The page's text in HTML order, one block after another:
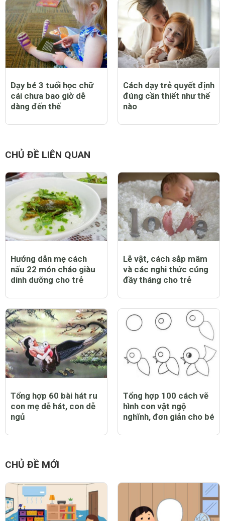
Dạy bé 3 tuổi học chữ
cái chưa bao giờ dễ
dàng đến thế
Cách dạy trẻ quyết định
đúng cần thiết như thế
nào
CHỦ ĐỀ LIÊN QUAN
Hướng dẫn mẹ cách
nấu 22 món cháo giàu
dinh dưỡng cho trẻ
Lễ vật, cách sắp mâm
và các nghi thức cúng
đầy tháng cho trẻ
Tổng hợp 60 bài hát ru
con mẹ dễ hát, con dễ
ngủ
Tổng hợp 100 cách vẽ
hình con vật ngộ
nghĩnh, đơn giản cho bé
CHỦ ĐỀ MỚI